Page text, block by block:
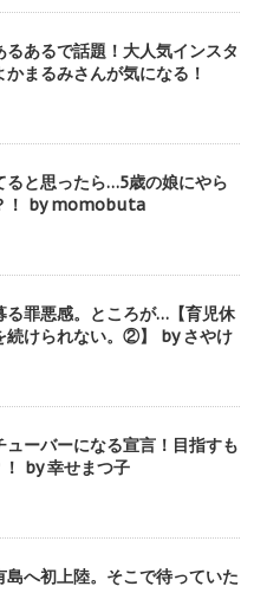
あるで話題！大人気インスタ
まるみさんが気になる！
ると思ったら…5歳の娘にやら
！ by momobuta
る罪悪感。ところが…【育児休
続けられない。②】 by さやけ
ューバーになる宣言！目指すも
by 幸せまつ子
島へ初上陸。そこで待っていた